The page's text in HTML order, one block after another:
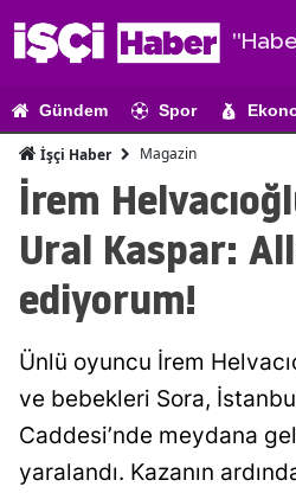
Gündem Spor
İşçi Haber Magazin
İrem
Ural Kaspar:
ediyorum!
Ünlü oyuncu İrem
ve bebekleri Sora,
Caddesi’nde meydana
yaralandı. Kazanın